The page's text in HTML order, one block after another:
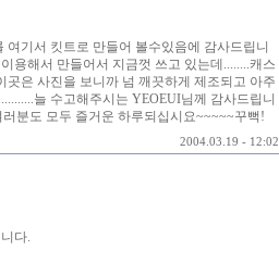
기서 킷트로 만들어 볼수있음에 감사드립니
용해서 만들어서 지금껏 쓰고 있는데........캐스
은 사진을 보니까 넘 깨끗하게 제조되고 아주
늘 수고해주시는 YEOEUI님께 감사드립니
분도 모두 즐거운 하루되십시요~~~~~꾸뻑!
2004.03.19 - 12:02
다.